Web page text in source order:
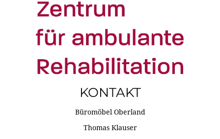
KONTAKT
Büromöbel Oberland
Thomas Klauser